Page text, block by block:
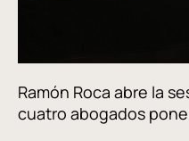
Ramón Roca abre la
cuatro abogados